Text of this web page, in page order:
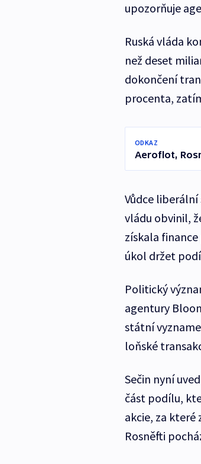
upozorňuje
Ruská vláda
než deset
dokončení
procenta,
ODKAZ
Aeroflot,
Vůdce
vládu obvinil,
získala
úkol držet
Politický
agentury
státní
loňské
Sečin nyní
část podílu,
akcie, za
Rosněfti